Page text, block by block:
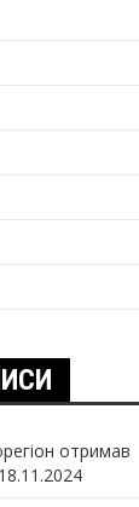
отримав
18.11.2024